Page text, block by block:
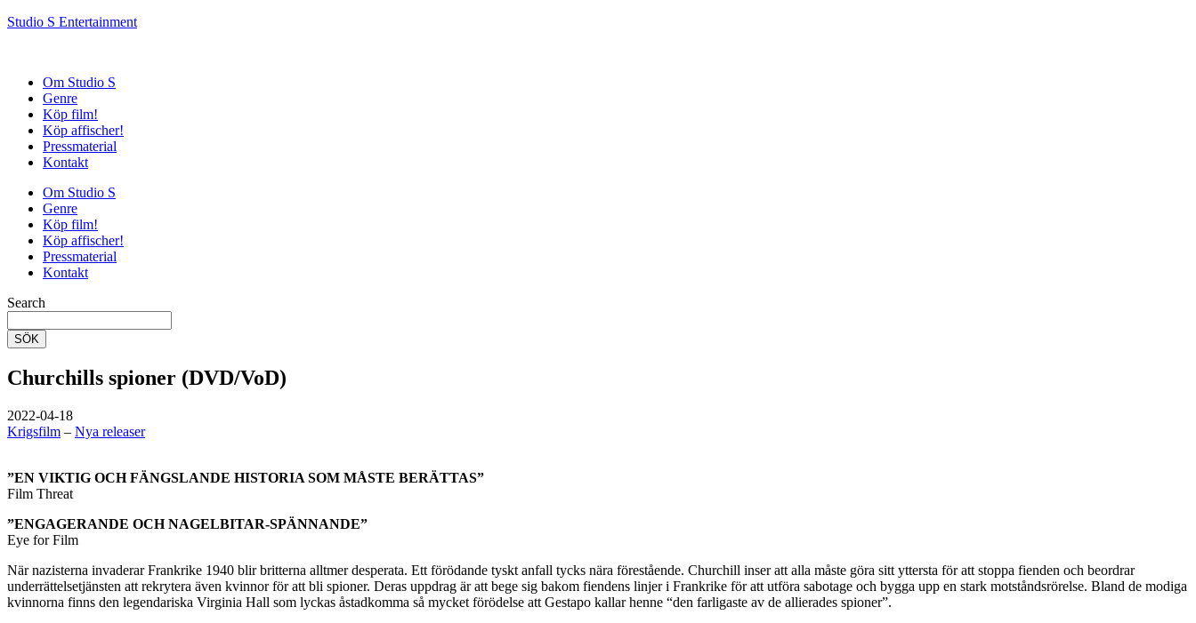
Studio S Entertainment
Om Studio S
Genre
Köp film!
Köp affischer!
Pressmaterial
Kontakt
Om Studio S
Genre
Köp film!
Köp affischer!
Pressmaterial
Kontakt
Search
SÖK
Churchills spioner (DVD/VoD)
2022-04-18
Krigsfilm – Nya releaser
”EN VIKTIG OCH FÄNGSLANDE HISTORIA SOM MÅSTE BERÄTTAS”
Film Threat
”ENGAGERANDE OCH NAGELBITAR-SPÄNNANDE”
Eye for Film
När nazisterna invaderar Frankrike 1940 blir britterna alltmer desperata. Ett förödande tyskt anfall tycks nära förestående. Churchill inser att alla måste göra sitt yttersta för att stoppa fienden och beordrar
underrättelsetjänsten att rekrytera även kvinnor för att bli spioner. Deras uppdrag är att bege sig bakom fiendens linjer i Frankrike för att utföra sabotage och bygga upp en stark motståndsrörelse. Bland de modiga
kvinnorna finns den legendariska Virginia Hall som lyckas åstadkomma så mycket förödelse att Gestapo kallar henne “den farligaste av de allierades spioner”.